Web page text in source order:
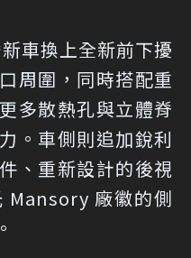
車換上全新前下擾
周圍，同時搭配重
多散熱孔與立體脊
。車側則追加銳利
、重新設計的後視
Mansory 廠徽的側